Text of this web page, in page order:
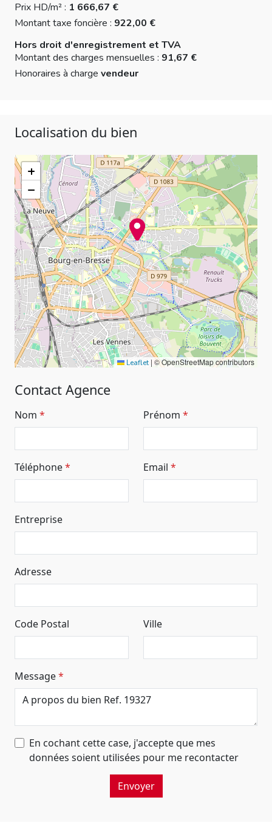
Prix HD/m² : 1 666,67 €
Montant taxe foncière : 922,00 €
Hors droit d'enregistrement et TVA
Montant des charges mensuelles : 91,67 €
Honoraires à charge vendeur
Localisation du bien
+
−
Leaflet | © OpenStreetMap contributors
Contact Agence
Nom Prénom
Téléphone Email
Entreprise
Adresse
Code Postal Ville
Message
En cochant cette case, j'accepte que mes
données soient utilisées pour me recontacter
Envoyer